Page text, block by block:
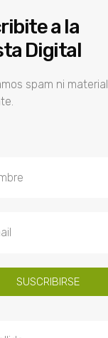
a la
Digital
spam ni material
SUSCRIBIRSE